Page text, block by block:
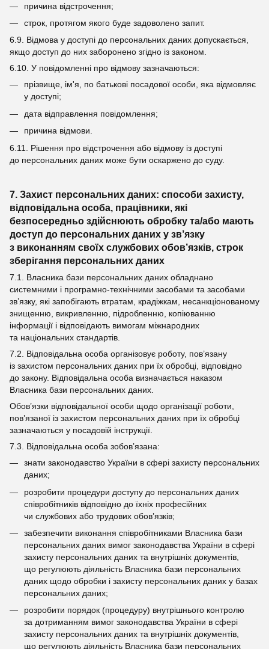
причина відстрочення;
строк, протягом якого буде задоволено запит.
6.9. Відмова у доступі до персональних даних допускається,
якщо доступ до них заборонено згідно із законом.
6.10. У повідомленні про відмову зазначаються:
прізвище, ім'я, по батькові посадової особи, яка відмовляє
у доступі;
дата відправлення повідомлення;
причина відмови.
6.11. Рішення про відстрочення або відмову із доступі
до персональних даних може бути оскаржено до суду.
7. Захист персональних даних: способи захисту,
відповідальна особа, працівники, які
безпосередньо здійснюють обробку та/або мають
доступ до персональних даних у зв’язку
з виконанням своїх службових обов’язків, строк
зберігання персональних даних
7.1. Власника бази персональних даних обладнано
системними і програмно-технічними засобами та засобами
зв’язку, які запобігають втратам, крадіжкам, несанкціонованому
знищенню, викривленню, підробленню, копіюванню
інформації і відповідають вимогам міжнародних
та національних стандартів.
7.2. Відповідальна особа організовує роботу, пов’язану
із захистом персональних даних при їх обробці, відповідно
до закону. Відповідальна особа визначається наказом
Власника бази персональних даних.
Обов’язки відповідальної особи щодо організації роботи,
пов’язаної із захистом персональних даних при їх обробці
зазначаються у посадовій інструкції.
7.3. Відповідальна особа зобов’язана:
знати законодавство України в сфері захисту персональних
даних;
розробити процедури доступу до персональних даних
співробітників відповідно до їхніх професійних
чи службових або трудових обов’язків;
забезпечити виконання співробітниками Власника бази
персональних даних вимог законодавства України в сфері
захисту персональних даних та внутрішніх документів,
що регулюють діяльність Власника бази персональних
даних щодо обробки і захисту персональних даних у базах
персональних даних;
розробити порядок (процедуру) внутрішнього контролю
за дотриманням вимог законодавства України в сфері
захисту персональних даних та внутрішніх документів,
що регулюють діяльність Власника бази персональних